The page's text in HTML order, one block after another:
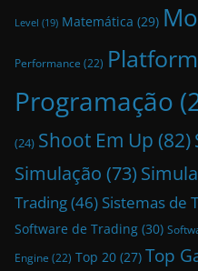
Level (19) Matemática (29)
Performance (22)
Programação
(24) Shoot Em Up (82)
Simulação (73)
Trading(46) Sistemas de
Software de Trading (30)
Engine (22) Top 20 (27) Top